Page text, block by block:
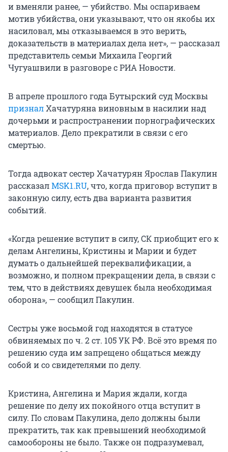
и вменяли ранее, — убийство. Мы оспариваем
мотив убийства, они указывают, что он якобы их
насиловал, мы отказываемся в это верить,
доказательств в материалах дела нет», — рассказал
представитель семьи Михаила Георгий
Чугуашвили в разговоре с РИА Новости.
В апреле прошлого года Бутырский суд Москвы
призналХачатуряна виновным в насилии над
дочерьми и распространении порнографических
материалов. Дело прекратили в связи с его
смертью.
Тогда адвокат сестер Хачатурян Ярослав Пакулин
рассказалMSK1.RU, что, когда приговор вступит в
законную силу, есть два варианта развития
событий.
«Когда решение вступит в силу, СК приобщит его к
делам Ангелины, Кристины и Марии и будет
думать о дальнейшей переквалификации, а
возможно, и полном прекращении дела, в связи с
тем, что в действиях девушек была необходимая
оборона», — сообщил Пакулин.
Сестры уже восьмой год находятся в статусе
обвиняемых по ч. 2 ст. 105 УК РФ. Всё это время по
решению суда им запрещено общаться между
собой и со свидетелями по делу.
Кристина, Ангелина и Мария ждали, когда
решение по делу их покойного отца вступит в
силу. По словам Пакулина, дело должны были
прекратить, так как превышений необходимой
самообороны не было. Также он подразумевал,